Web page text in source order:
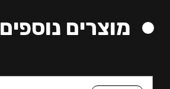
מוצרים נוספים